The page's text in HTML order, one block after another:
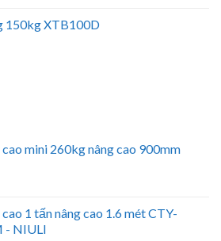
150kg XTB100D
cao mini 260kg nâng cao 900mm
1 tấn nâng cao 1.6 mét CTY-
- NIULI